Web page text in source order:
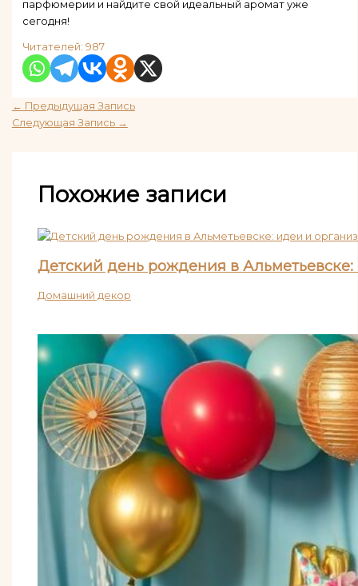
парфюмерии и найдите свой идеальный аромат уже
сегодня!
Читателей: 987
← Предыдущая Запись
Следующая Запись →
Похожие записи
Детский день рождения в
Домашний декор